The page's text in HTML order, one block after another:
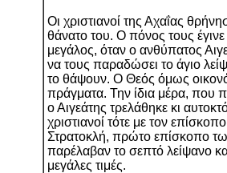
Οι χριστιανοί της Αχαΐας
θάνατο του. Ο πόνος τους
μεγάλος, όταν ο ανθύπατος
να τους παραδώσει το άγιο
το θάψουν. Ο Θεός όμως
πράγματα. Την ίδια μέρα, που
ο Αιγεάτης τρελάθηκε κι
χριστιανοί τότε με τον
Στρατοκλή, πρώτο επίσκοπο
παρέλαβαν το σεπτό λείψανο
μεγάλες τιμές.